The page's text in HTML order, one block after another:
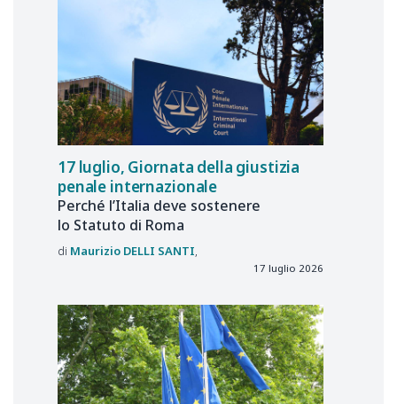
17 luglio, Giornata della giustizia
penale internazionale
Perché l’Italia deve sostenere
lo Statuto di Roma
Maurizio DELLI SANTI
17 luglio 2026